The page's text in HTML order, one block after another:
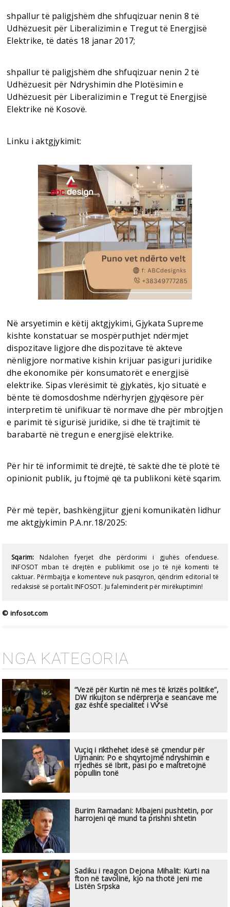
shpallur të paligjshëm dhe shfuqizuar nenin 8 të
Udhëzuesit për Liberalizimin e Tregut të Energjisë
Elektrike, të datës 18 janar 2017;
shpallur të paligjshëm dhe shfuqizuar nenin 2 të
Udhëzuesit për Ndryshimin dhe Plotësimin e
Udhëzuesit për Liberalizimin e Tregut të Energjisë
Elektrike në Kosovë.
Linku i aktgjykimit:
Në arsyetimin e këtij aktgjykimi, Gjykata Supreme
kishte konstatuar se mospërputhjet ndërmjet
dispozitave ligjore dhe dispozitave të akteve
nënligjore normative kishin krijuar pasiguri juridike
dhe ekonomike për konsumatorët e energjisë
elektrike. Sipas vlerësimit të gjykatës, kjo situatë e
bënte të domosdoshme ndërhyrjen gjyqësore për
interpretim të unifikuar të normave dhe për mbrojtjen
e parimit të sigurisë juridike, si dhe të trajtimit të
barabartë në tregun e energjisë elektrike.
Për hir të informimit të drejtë, të saktë dhe të plotë të
opinionit publik, ju ftojmë që ta publikoni këtë sqarim.
Për më tepër, bashkëngjitur gjeni komunikatën lidhur
me aktgjykimin P.A.nr.18/2025:
Sqarim: Ndalohen fyerjet dhe përdorimi i gjuhës ofenduese.
INFOSOT mban të drejtën e publikimit ose jo të një komenti të
caktuar. Përmbajtja e komenteve nuk pasqyron, qëndrim editorial të
redaksisë së portalit INFOSOT. Ju faleminderit për mirëkuptimin!
© infosot.com
NGA KATEGORIA
“Vezë për Kurtin në mes të krizës politike”,
DW rikujton se ndërprerja e seancave me
gaz është specialitet i VV’së
Vuçiq i rikthehet idesë së çmendur për
Ujmanin: Po e shqyrtojmë ndryshimin e
rrjedhës së Ibrit, pasi po e maltretojnë
popullin tonë
Burim Ramadani: Mbajeni pushtetin, por
harrojeni që mund ta prishni shtetin
Sadiku i reagon Dejona Mihalit: Kurti na
fton në tavolinë, kjo na thotë jeni me
Listën Srpska